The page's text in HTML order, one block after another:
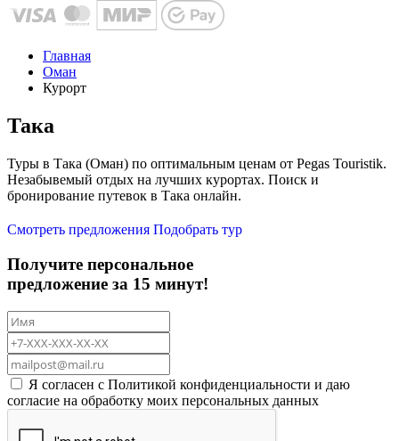
Главная
Оман
Курорт
Така
Туры в Така (Оман) по оптимальным ценам от Pegas Touristik.
Незабывемый отдых на лучших курортах. Поиск и
бронирование путевок в Така онлайн.
Смотреть предложения Подобрать тур
Получите персональное
предложение за 15 минут!
Я согласен с Политикой конфиденциальности и даю
согласие на обработку моих персональных данных